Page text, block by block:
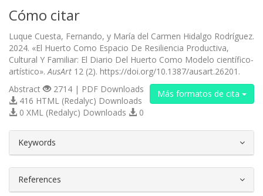
Cómo citar
Luque Cuesta, Fernando, y María del Carmen Hidalgo Rodríguez.
2024. «El Huerto Como Espacio De Resiliencia Productiva,
Cultural Y Familiar: El Diario Del Huerto Como Modelo científico-
artístico».AusArt 12 (2). https://doi.org/10.1387/ausart.26201.
Más formatos de cita
Abstract
2714 | PDF Downloads
416 HTML (Redalyc) Downloads
0 XML (Redalyc) Downloads
0
Keywords
References